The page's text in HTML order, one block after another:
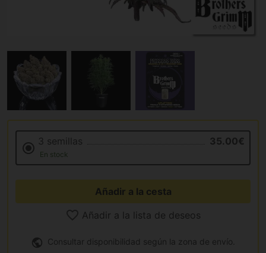
3 semillas 35.00€
En stock
Añadir a la cesta
Añadir a la lista de deseos
Consultar disponibilidad según la zona de envío.